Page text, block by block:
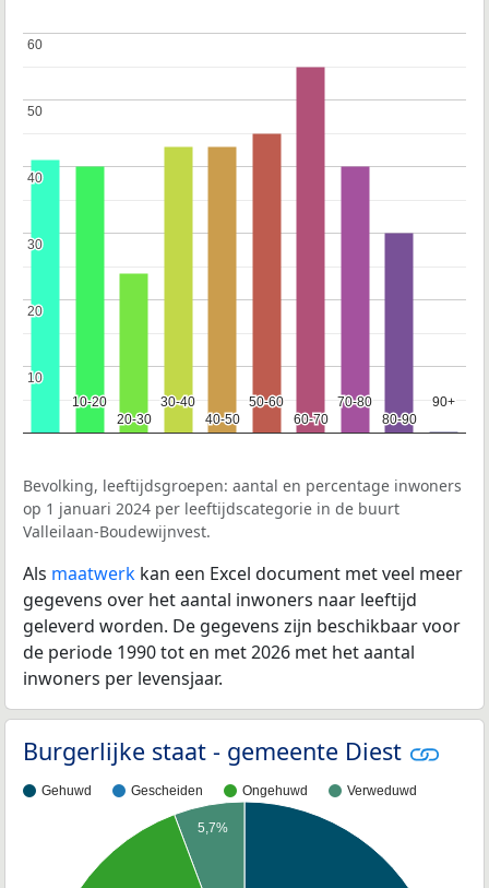
10-20
10-20
20-30
20-30
30-40
30-40
40-50
40-50
50-60
50-60
60-70
60-70
70-80
70-80
80-90
80-90
90+
90+
10
10
20
20
30
30
40
40
50
50
60
60
Bevolking, leeftijdsgroepen: aantal en percentage inwoners
op 1 januari 2024 per leeftijdscategorie in de buurt
Valleilaan-Boudewijnvest.
Als maatwerk kan een Excel document met veel meer
gegevens over het aantal inwoners naar leeftijd
geleverd worden. De gegevens zijn beschikbaar voor
de periode 1990 tot en met 2026 met het aantal
inwoners per levensjaar.
Burgerlijke staat - gemeente Diest
Gehuwd Gescheiden Ongehuwd Verweduwd
5,7%